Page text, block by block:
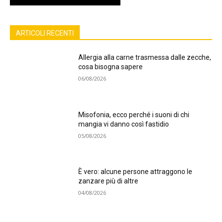
ARTICOLI RECENTI
Allergia alla carne trasmessa dalle zecche,
cosa bisogna sapere
06/08/2026
Misofonia, ecco perché i suoni di chi
mangia vi danno così fastidio
05/08/2026
È vero: alcune persone attraggono le
zanzare più di altre
04/08/2026